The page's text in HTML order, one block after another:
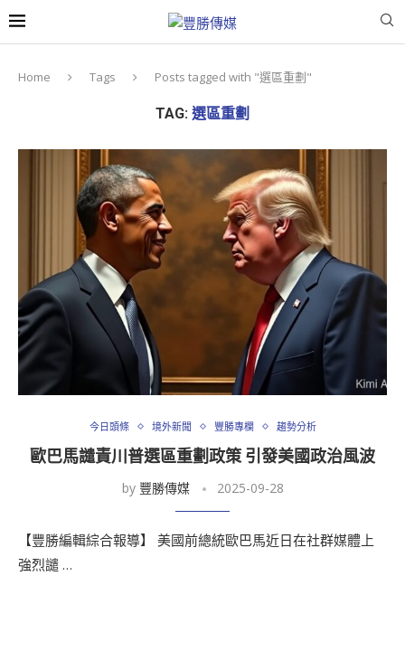
Home Tags Posts tagged with "選區重劃"
TAG: 選區重劃
今日頭條 境外新聞 豐勝專欄 趨勢分析
歐巴馬譴責川普選區重劃政策 引發美國政治風波
by 豐勝傳媒 2025-09-28
【豐勝編輯綜合報導】 美國前總統歐巴馬近日在社群媒體上
強烈譴 …